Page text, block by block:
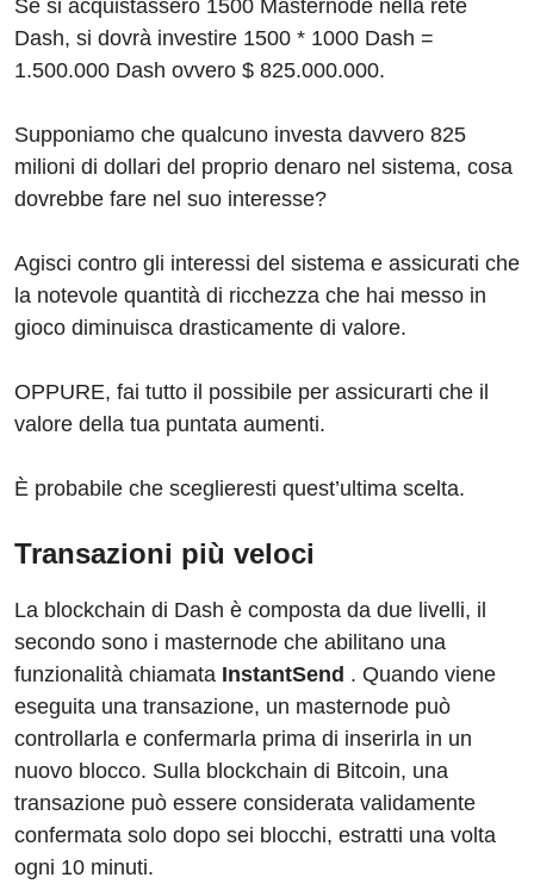
Se si acquistassero 1500 Masternode nella rete
Dash, si dovrà investire 1500 * 1000 Dash =
1.500.000 Dash ovvero $ 825.000.000.
Supponiamo che qualcuno investa davvero 825
milioni di dollari del proprio denaro nel sistema, cosa
dovrebbe fare nel suo interesse?
Agisci contro gli interessi del sistema e assicurati che
la notevole quantità di ricchezza che hai messo in
gioco diminuisca drasticamente di valore.
OPPURE, fai tutto il possibile per assicurarti che il
valore della tua puntata aumenti.
È probabile che sceglieresti quest’ultima scelta.
Transazioni più veloci
La blockchain di Dash è composta da due livelli, il
secondo sono i masternode che abilitano una
funzionalità chiamata InstantSend . Quando viene
eseguita una transazione, un masternode può
controllarla e confermarla prima di inserirla in un
nuovo blocco. Sulla blockchain di Bitcoin, una
transazione può essere considerata validamente
confermata solo dopo sei blocchi, estratti una volta
ogni 10 minuti.